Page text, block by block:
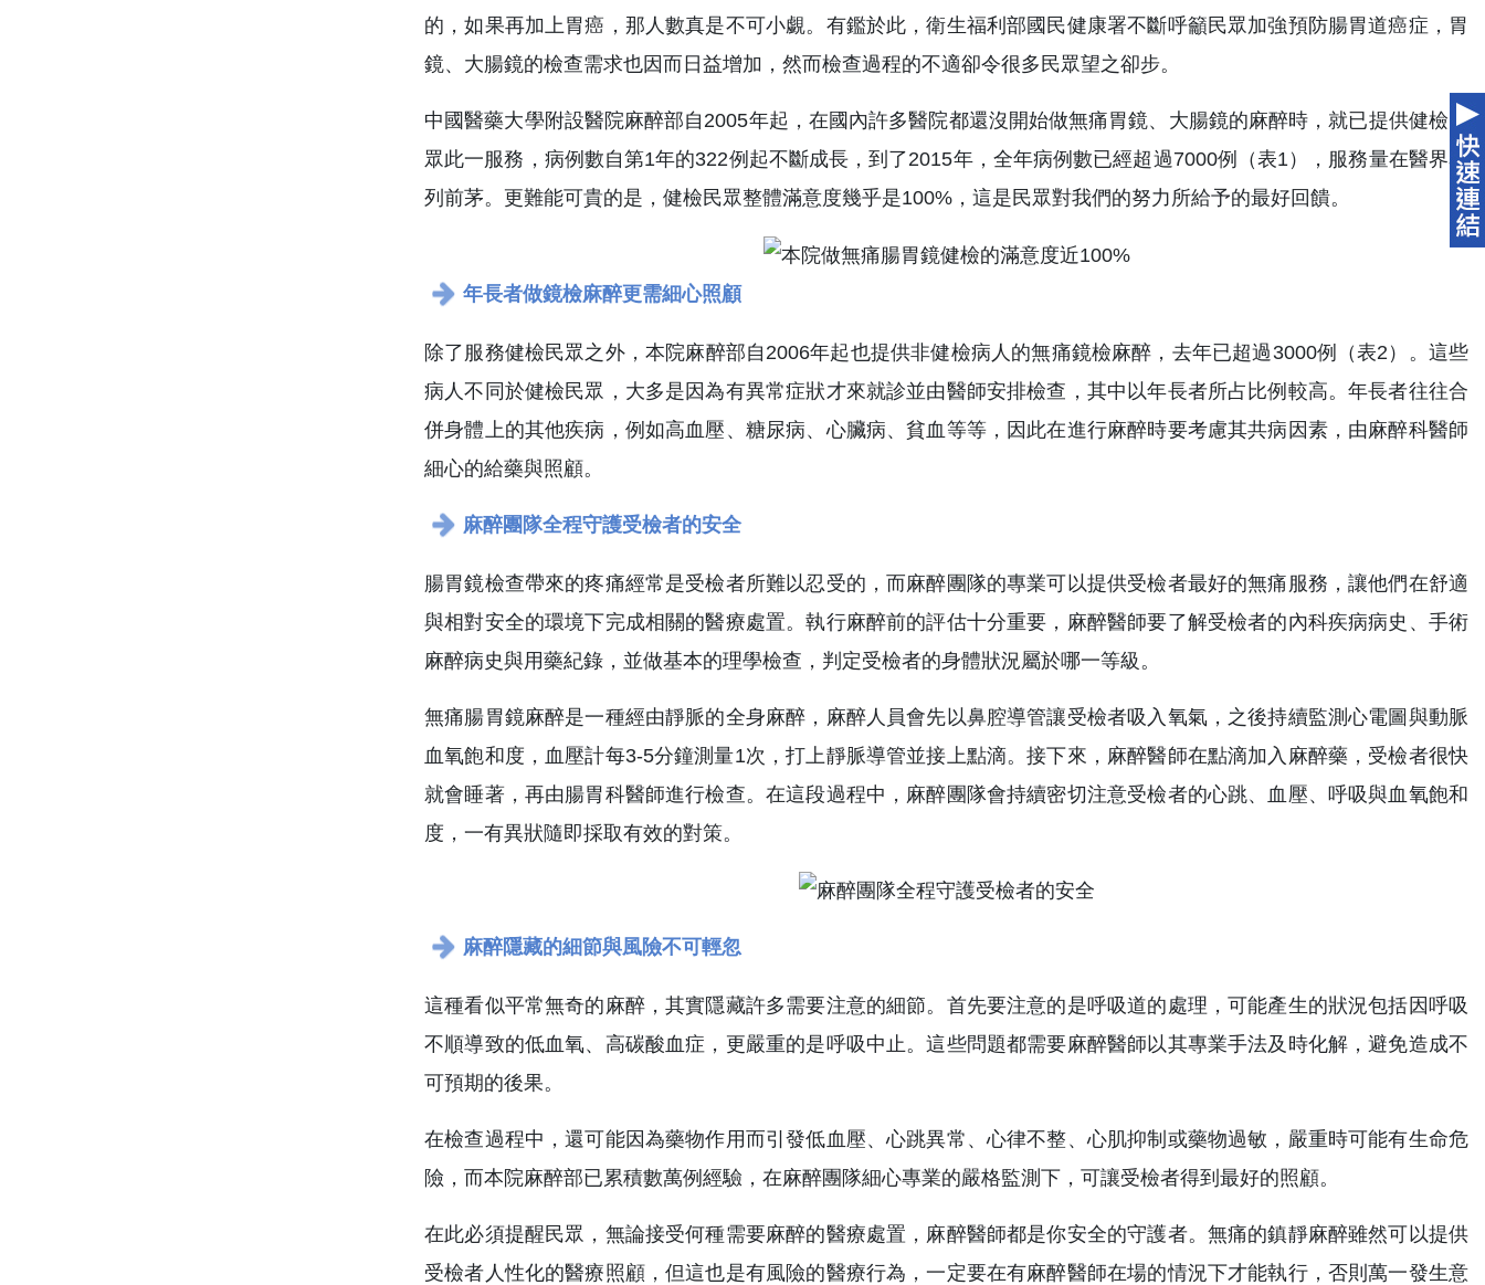
的，如果再加上胃癌，那人數真是不可小覷。有鑑於此，衛生福利部國民健康署不斷呼籲民眾加強預防腸胃道癌症，胃
鏡、大腸鏡的檢查需求也因而日益增加，然而檢查過程的不適卻令很多民眾望之卻步。
中國醫藥大學附設醫院麻醉部自2005年起，在國內許多醫院都還沒開始做無痛胃鏡、大腸鏡的麻醉時，就已提供健檢民
眾此一服務，病例數自第1年的322例起不斷成長，到了2015年，全年病例數已經超過7000例（表1），服務量在醫界名
列前茅。更難能可貴的是，健檢民眾整體滿意度幾乎是100%，這是民眾對我們的努力所給予的最好回饋。
年長者做鏡檢麻醉更需細心照顧
除了服務健檢民眾之外，本院麻醉部自2006年起也提供非健檢病人的無痛鏡檢麻醉，去年已超過3000例（表2）。這些
病人不同於健檢民眾，大多是因為有異常症狀才來就診並由醫師安排檢查，其中以年長者所占比例較高。年長者往往合
併身體上的其他疾病，例如高血壓、糖尿病、心臟病、貧血等等，因此在進行麻醉時要考慮其共病因素，由麻醉科醫師
細心的給藥與照顧。
麻醉團隊全程守護受檢者的安全
腸胃鏡檢查帶來的疼痛經常是受檢者所難以忍受的，而麻醉團隊的專業可以提供受檢者最好的無痛服務，讓他們在舒適
與相對安全的環境下完成相關的醫療處置。執行麻醉前的評估十分重要，麻醉醫師要了解受檢者的內科疾病病史、手術
麻醉病史與用藥紀錄，並做基本的理學檢查，判定受檢者的身體狀況屬於哪一等級。
無痛腸胃鏡麻醉是一種經由靜脈的全身麻醉，麻醉人員會先以鼻腔導管讓受檢者吸入氧氣，之後持續監測心電圖與動脈
血氧飽和度，血壓計每3-5分鐘測量1次，打上靜脈導管並接上點滴。接下來，麻醉醫師在點滴加入麻醉藥，受檢者很快
就會睡著，再由腸胃科醫師進行檢查。在這段過程中，麻醉團隊會持續密切注意受檢者的心跳、血壓、呼吸與血氧飽和
度，一有異狀隨即採取有效的對策。
麻醉隱藏的細節與風險不可輕忽
這種看似平常無奇的麻醉，其實隱藏許多需要注意的細節。首先要注意的是呼吸道的處理，可能產生的狀況包括因呼吸
不順導致的低血氧、高碳酸血症，更嚴重的是呼吸中止。這些問題都需要麻醉醫師以其專業手法及時化解，避免造成不
可預期的後果。
在檢查過程中，還可能因為藥物作用而引發低血壓、心跳異常、心律不整、心肌抑制或藥物過敏，嚴重時可能有生命危
險，而本院麻醉部已累積數萬例經驗，在麻醉團隊細心專業的嚴格監測下，可讓受檢者得到最好的照顧。
在此必須提醒民眾，無論接受何種需要麻醉的醫療處置，麻醉醫師都是你安全的守護者。無痛的鎮靜麻醉雖然可以提供
受檢者人性化的醫療照顧，但這也是有風險的醫療行為，一定要在有麻醉醫師在場的情況下才能執行，否則萬一發生意